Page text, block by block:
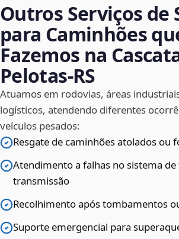
Outros Serviços de
para Caminhões
Fazemos na
Pelotas‑RS
Atuamos em rodovias, áreas
logísticos, atendendo diferentes
veículos pesados:
Resgate de caminhões atolados ou
Atendimento a falhas no sistema de
transmissão
Recolhimento após tombamentos
Suporte emergencial para